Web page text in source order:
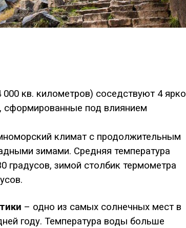
кв. километров) соседствуют 4 ярко
под влиянием
климат с продолжительным
зимами. Средняя температура
градусов, зимой столбик термометра
– одно из самых солнечных мест в
году. Температура воды больше